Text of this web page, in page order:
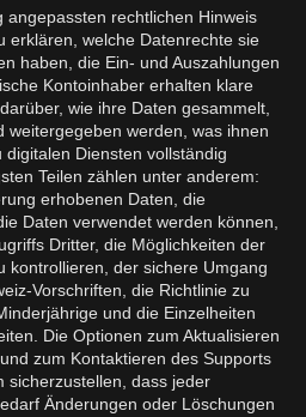
angepassten rechtlichen Hinweis
erklären, welche Datenrechte sie
haben, die Ein- und Auszahlungen
Kontoinhaber erhalten klare
wie ihre Daten gesammelt,
weitergegeben werden, was ihnen
Diensten vollständig
Teilen zählen unter anderem:
erhobenen Daten, die
Daten verwendet werden können,
Dritter, die Möglichkeiten der
kontrollieren, der sichere Umgang
Vorschriften, die Richtlinie zu
und die Einzelheiten
Die Optionen zum Aktualisieren
zum Kontaktieren des Supports
sicherzustellen, dass jeder
Änderungen oder Löschungen